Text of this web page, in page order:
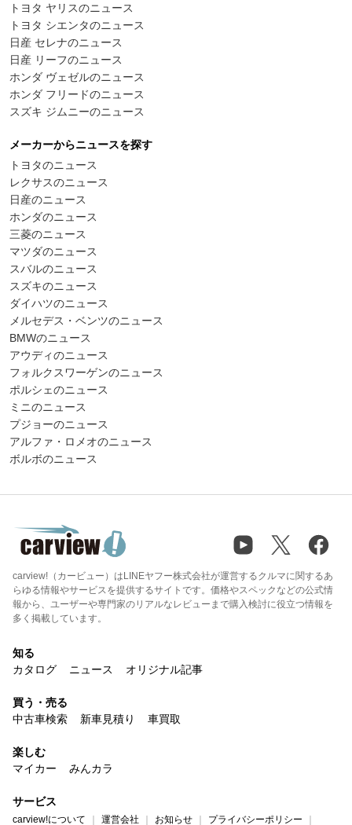
トヨタ ヤリスのニュース
トヨタ シエンタのニュース
日産 セレナのニュース
日産 リーフのニュース
ホンダ ヴェゼルのニュース
ホンダ フリードのニュース
スズキ ジムニーのニュース
メーカーからニュースを探す
トヨタのニュース
レクサスのニュース
日産のニュース
ホンダのニュース
三菱のニュース
マツダのニュース
スバルのニュース
スズキのニュース
ダイハツのニュース
メルセデス・ベンツのニュース
BMWのニュース
アウディのニュース
フォルクスワーゲンのニュース
ポルシェのニュース
ミニのニュース
プジョーのニュース
アルファ・ロメオのニュース
ボルボのニュース
carview!（カービュー）はLINEヤフー株式会社が運営するクルマに関するあ
らゆる情報やサービスを提供するサイトです。価格やスペックなどの公式情
報から、ユーザーや専門家のリアルなレビューまで購入検討に役立つ情報を
多く掲載しています。
知る
カタログ
ニュース オリジナル記事
買う・売る
中古車検索
新車見積り 車買取
楽しむ
マイカー
みんカラ
サービス
carview!について 運営会社 お知らせ プライバシーポリシー